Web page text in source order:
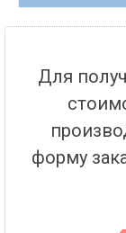
Для
форму